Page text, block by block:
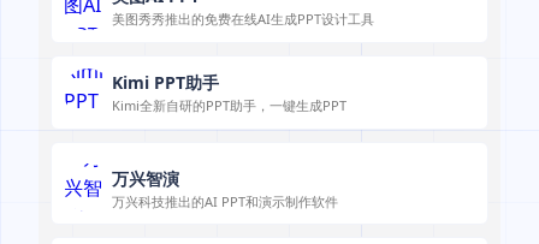
美图秀秀推出的免费在线AI生成PPT设计工具
Kimi PPT助手
Kimi全新自研的PPT助手，一键生成PPT
万兴智演
万兴科技推出的AI PPT和演示制作软件